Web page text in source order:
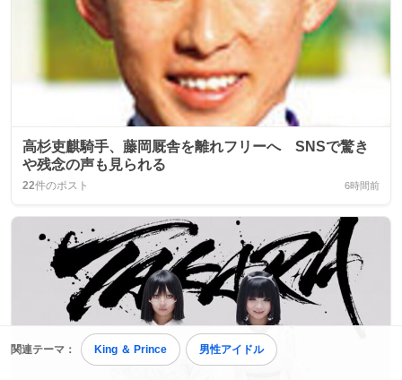
関連テーマ： King ＆ Prince 男性アイドル
高杉吏麒騎手、藤岡厩舎を離れフリーへ SNSで驚き
や残念の声も見られる
22件のポスト 6時間前